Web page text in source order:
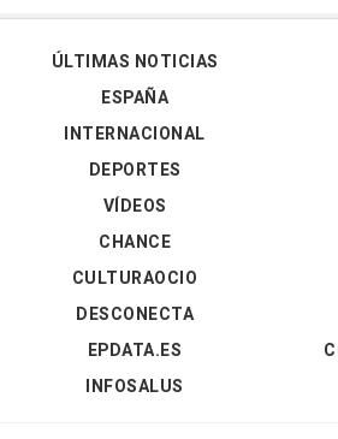
ÚLTIMAS NOTICIAS
ESPAÑA
INTERNACIONAL
DEPORTES
VÍDEOS
CHANCE
CULTURAOCIO
DESCONECTA
EPDATA.ES
INFOSALUS